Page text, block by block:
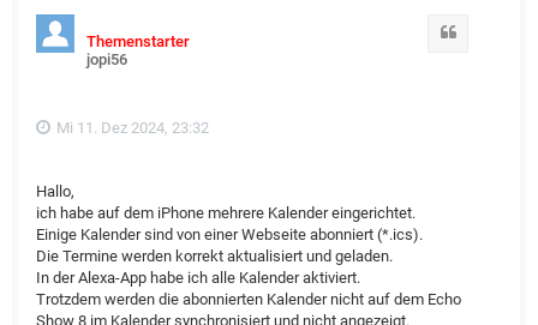
Themenstarter
jopi56
Mi 11. Dez 2024, 23:32
Hallo,
ich habe auf dem iPhone mehrere Kalender eingerichtet.
Einige Kalender sind von einer Webseite abonniert (*.ics).
Die Termine werden korrekt aktualisiert und geladen.
In der Alexa-App habe ich alle Kalender aktiviert.
Trotzdem werden die abonnierten Kalender nicht auf dem Echo
Show 8 im Kalender synchronisiert und nicht angezeigt.